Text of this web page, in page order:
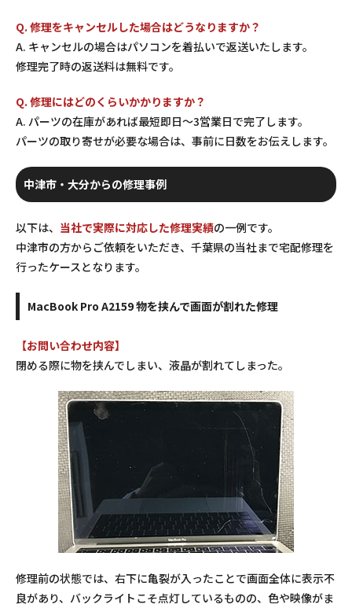
Q. 修理をキャンセルした場合はどうなりますか？
A. キャンセルの場合はパソコンを着払いで返送いたします。
修理完了時の返送料は無料です。
Q. 修理にはどのくらいかかりますか？
A. パーツの在庫があれば最短即日〜3営業日で完了します。
パーツの取り寄せが必要な場合は、事前に日数をお伝えします。
中津市・大分からの修理事例
以下は、 当社で実際に対応した修理実績の一例です。
中津市の方からご依頼をいただき、千葉県の当社まで宅配修理を
行ったケースとなります。
MacBook Pro A2159 物を挟んで画面が割れた修理
【お問い合わせ内容】
閉める際に物を挟んでしまい、液晶が割れてしまった。
修理前の状態では、右下に亀裂が入ったことで画面全体に表示不
良があり、バックライトこそ点灯しているものの、色や映像がま